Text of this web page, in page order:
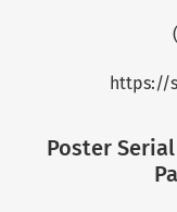
https://
Poster